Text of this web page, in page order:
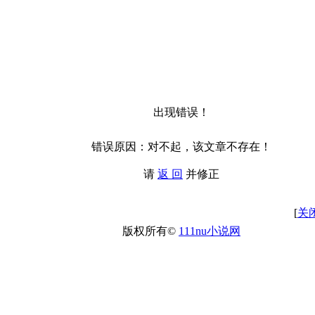
出现错误！
错误原因：对不起，该文章不存在！
请 返 回 并修正
[关
版权所有© 111nu小说网